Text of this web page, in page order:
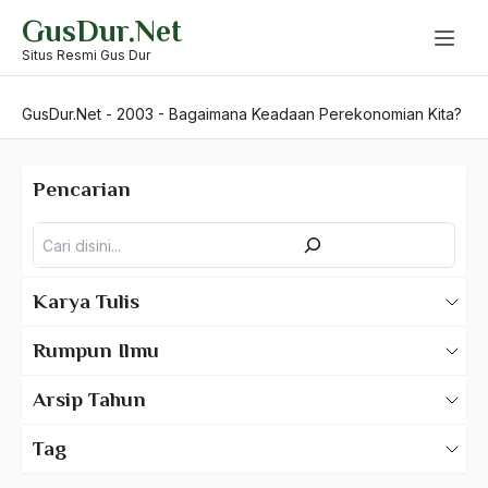
content
GusDur.Net
Situs Resmi Gus Dur
GusDur.Net - 2003 - Bagaimana Keadaan Perekonomian Kita?
Pencarian
Karya Tulis
Rumpun Ilmu
Arsip Tahun
Tag